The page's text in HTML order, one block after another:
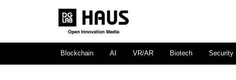
Blockchain AI VR/AR Biotech Security